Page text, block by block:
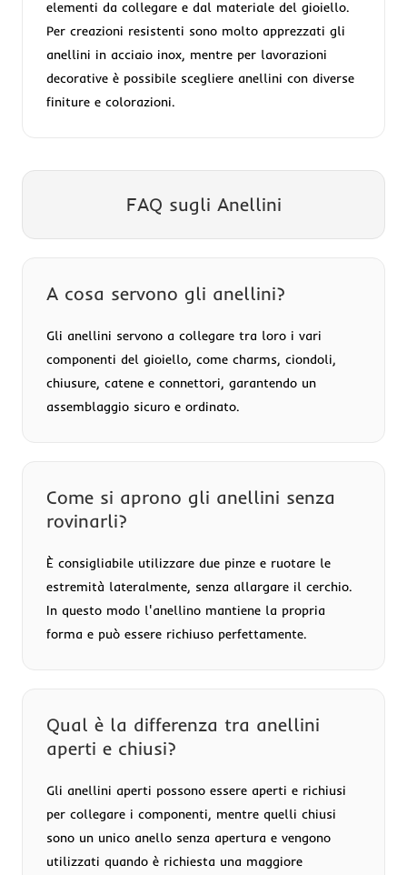
elementi da collegare e dal materiale del gioiello.
Per creazioni resistenti sono molto apprezzati gli
anellini in acciaio inox, mentre per lavorazioni
decorative è possibile scegliere anellini con diverse
finiture e colorazioni.
FAQ sugli Anellini
A cosa servono gli anellini?
Gli anellini servono a collegare tra loro i vari
componenti del gioiello, come charms, ciondoli,
chiusure, catene e connettori, garantendo un
assemblaggio sicuro e ordinato.
Come si aprono gli anellini senza
rovinarli?
È consigliabile utilizzare due pinze e ruotare le
estremità lateralmente, senza allargare il cerchio.
In questo modo l'anellino mantiene la propria
forma e può essere richiuso perfettamente.
Qual è la differenza tra anellini
aperti e chiusi?
Gli anellini aperti possono essere aperti e richiusi
per collegare i componenti, mentre quelli chiusi
sono un unico anello senza apertura e vengono
utilizzati quando è richiesta una maggiore